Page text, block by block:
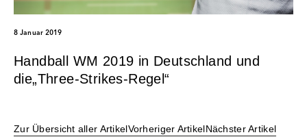
8 Januar 2019
Handball WM 2019 in Deutschland und
die„Three-Strikes-Regel“
Zur Übersicht aller ArtikelVorheriger ArtikelNächster Artikel